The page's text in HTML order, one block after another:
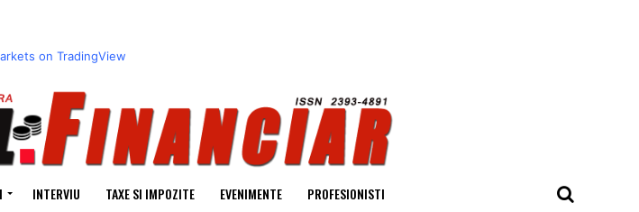
on TradingView
INTERVIU TAXE SI IMPOZITE EVENIMENTE PROFESIONISTI